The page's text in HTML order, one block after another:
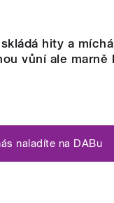
hity a
vůní ale marně
naladíte na DABu